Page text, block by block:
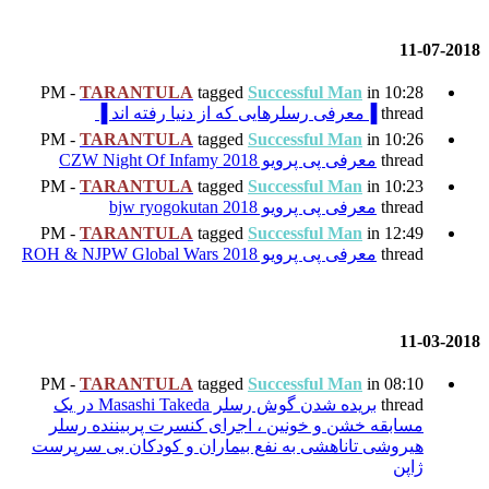
TARANTULAtagged
که از دنیا رفته اند ▐
TARANTULAtagged
TARANTULAtagged
TARANTULAtagged
TARANTULAtagged
بریده شدن گوش رسلر Masashi Takeda در یک
اجرای کنسرت پربیننده رسلر
بیماران و کودکان بی سرپرست